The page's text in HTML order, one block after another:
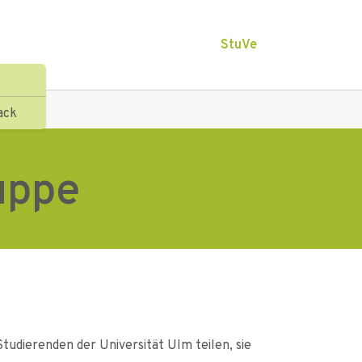
StuVe
der Universität Ulm teilen, sie